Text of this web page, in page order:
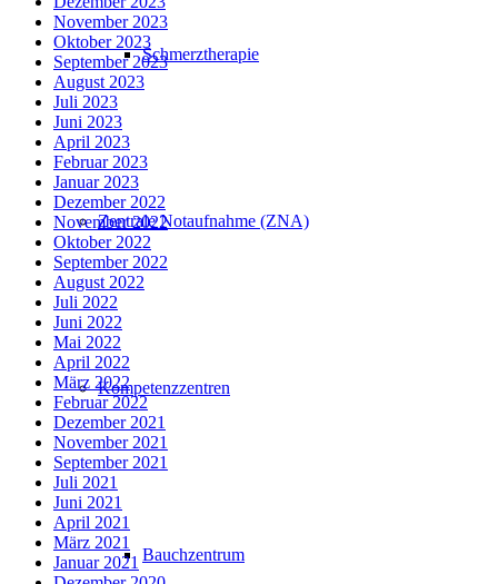
Schmerztherapie
Zentrale Notaufnahme (ZNA)
Kompetenzzentren
Bauchzentrum
November 2023
Oktober 2023
September 2023
August 2023
Juli 2023
Juni 2023
April 2023
Februar 2023
Januar 2023
Dezember 2022
November 2022
Oktober 2022
September 2022
August 2022
Juli 2022
Juni 2022
Mai 2022
April 2022
März 2022
Februar 2022
Dezember 2021
November 2021
September 2021
Juli 2021
Juni 2021
April 2021
März 2021
Januar 2021